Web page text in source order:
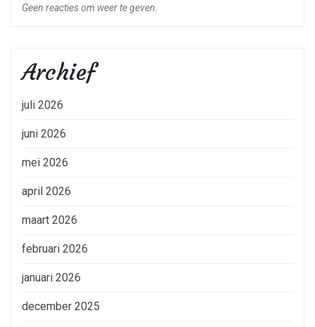
Geen reacties om weer te geven.
Archief
juli 2026
juni 2026
mei 2026
april 2026
maart 2026
februari 2026
januari 2026
december 2025